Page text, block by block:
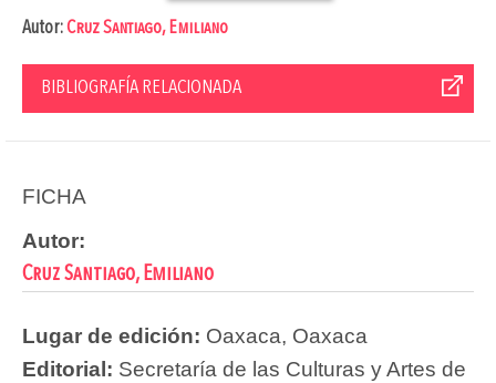
Autor:Cruz Santiago, Emiliano
BIBLIOGRAFÍA RELACIONADA
FICHA
Autor:
Cruz Santiago, Emiliano
Lugar de edición: Oaxaca, Oaxaca
Editorial: Secretaría de las Culturas y Artes de